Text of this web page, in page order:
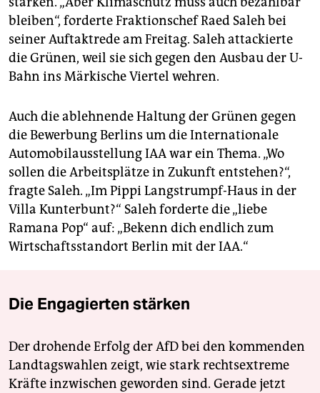
bleiben“, forderte Fraktionschef Raed Saleh bei
seiner Auftaktrede am Freitag. Saleh attackierte
die Grünen, weil sie sich gegen den Ausbau der U-
Bahn ins Märkische Viertel wehren.
Auch die ablehnende Haltung der Grünen gegen
die Bewerbung Berlins um die Internationale
Automobilausstellung IAA war ein Thema. „Wo
sollen die Arbeitsplätze in Zukunft entstehen?“,
fragte Saleh. „Im Pippi Langstrumpf-Haus in der
Villa Kunterbunt?“ Saleh forderte die „liebe
Ramana Pop“ auf: „Bekenn dich endlich zum
Wirtschaftsstandort Berlin mit der IAA.“
Die Engagierten stärken
Der drohende Erfolg der AfD bei den kommenden
Landtagswahlen zeigt, wie stark rechtsextreme
Kräfte inzwischen geworden sind. Gerade jetzt